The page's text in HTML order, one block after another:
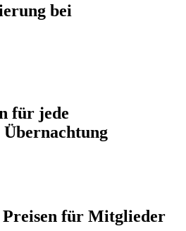
bei
für jede
Übernachtung
für Mitglieder